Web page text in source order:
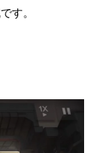
す。